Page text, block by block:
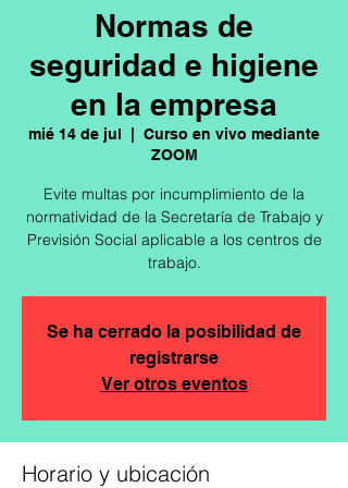
Normas de
seguridad e higiene
en la empresa
mié 14 de jul
Curso en vivo mediante
ZOOM
Evite multas por incumplimiento de la
normatividad de la Secretaría de Trabajo y
Previsión Social aplicable a los centros de
trabajo.
Se ha cerrado la posibilidad de
registrarse
Ver otros eventos
Horario y ubicación